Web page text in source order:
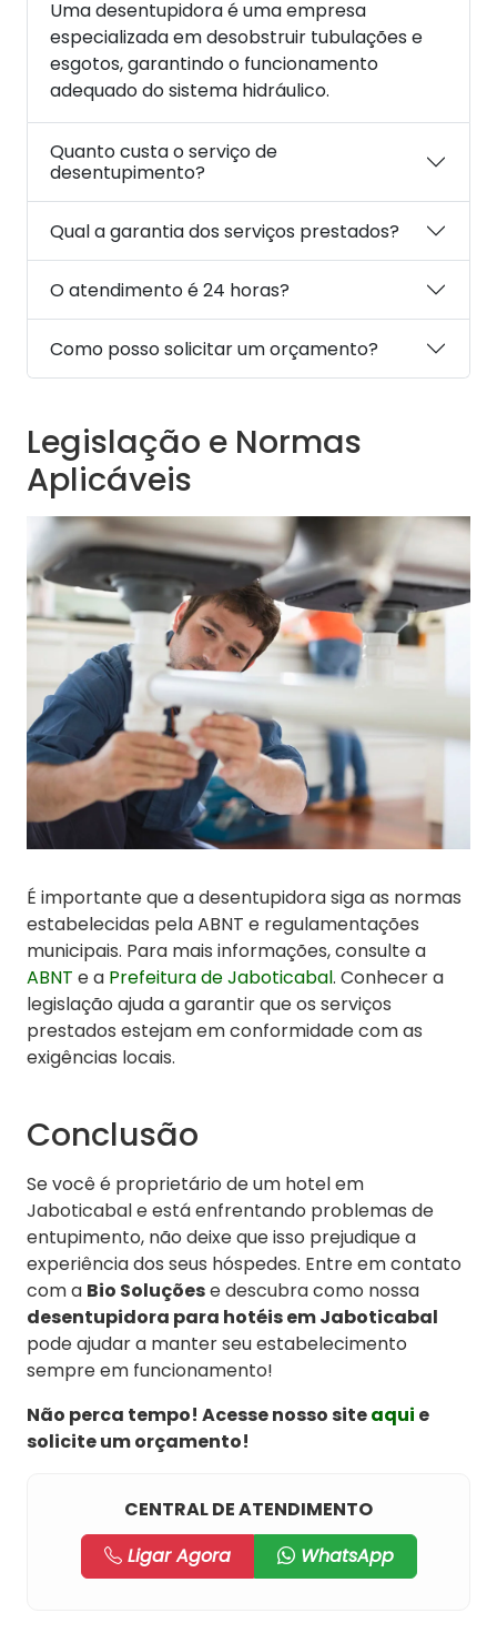
Uma desentupidora é uma empresa
especializada em desobstruir tubulações e
esgotos, garantindo o funcionamento
adequado do sistema hidráulico.
Quanto custa o serviço de
desentupimento?
Qual a garantia dos serviços prestados?
O atendimento é 24 horas?
Como posso solicitar um orçamento?
Legislação e Normas
Aplicáveis
É importante que a desentupidora siga as normas
estabelecidas pela ABNT e regulamentações
municipais. Para mais informações, consulte a
ABNT e a Prefeitura de Jaboticabal. Conhecer a
legislação ajuda a garantir que os serviços
prestados estejam em conformidade com as
exigências locais.
Conclusão
Se você é proprietário de um hotel em
Jaboticabal e está enfrentando problemas de
entupimento, não deixe que isso prejudique a
experiência dos seus hóspedes. Entre em contato
com a Bio Soluçõese descubra como nossa
desentupidora para hotéis em Jaboticabal
pode ajudar a manter seu estabelecimento
sempre em funcionamento!
Não perca tempo! Acesse nosso siteaqui e
solicite um orçamento!
CENTRAL DE ATENDIMENTO
Ligar Agora
WhatsApp